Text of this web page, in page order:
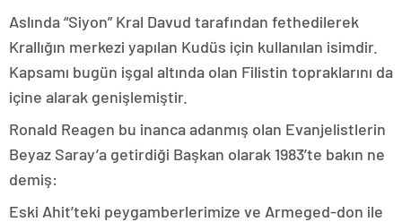
Aslında “Siyon” Kral Davud tarafından fethedilerek
Krallığın merkezi yapılan Kudüs için kullanılan isimdir.
Kapsamı bugün işgal altında olan Filistin topraklarını da
içine alarak genişlemiştir.
Ronald Reagen bu inanca adanmış olan Evanjelistlerin
Beyaz Saray’a getirdiği Başkan olarak 1983’te bakın ne
demiş:
Eski Ahit’teki peygamberlerimize ve Armeged-don ile